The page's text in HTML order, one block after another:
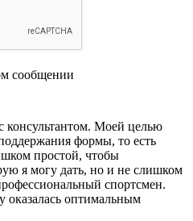
сообщении
консультантом. Моей целью
формы, то есть
простой, чтобы
я могу дать, но и не слишком
спортсмен.
оказалась оптимальным